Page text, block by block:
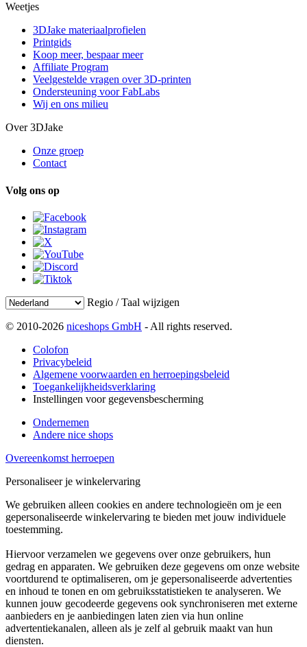
Weetjes
3DJake materiaalprofielen
Printgids
Koop meer, bespaar meer
Affiliate Program
Veelgestelde vragen over 3D-printen
Ondersteuning voor FabLabs
Wij en ons milieu
Over 3DJake
Onze groep
Contact
Volg ons op
Regio / Taal wijzigen
© 2010-2026 niceshops GmbH - All rights reserved.
Colofon
Privacybeleid
Algemene voorwaarden en herroepingsbeleid
Toegankelijkheidsverklaring
Instellingen voor gegevensbescherming
Ondernemen
Andere nice shops
Overeenkomst herroepen
Personaliseer je winkelervaring
We gebruiken alleen cookies en andere technologieën om je een
gepersonaliseerde winkelervaring te bieden met jouw individuele
toestemming.
Hiervoor verzamelen we gegevens over onze gebruikers, hun
gedrag en apparaten. We gebruiken deze gegevens om onze website
voortdurend te optimaliseren, om je gepersonaliseerde advertenties
en inhoud te tonen en om gebruiksstatistieken te analyseren. We
kunnen jouw gecodeerde gegevens ook synchroniseren met externe
aanbieders en je aanbiedingen laten zien via hun online
advertentiekanalen, alleen als je zelf al gebruik maakt van hun
diensten.